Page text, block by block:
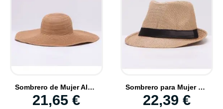
Sombrero de Mujer Ala Ancha para la Playa Protector Solar Señora moda Verano
21,65 €
Sombrero para Mujer y Hombre de tipo Trilby hecho de Paja Moda para verano
22,39 €